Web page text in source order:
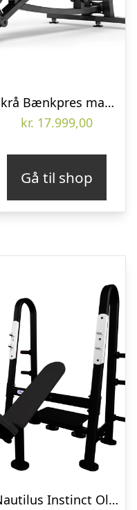
Skrå Bænkpres maskine til fitnesscenter (Skaffevare)
kr. 17.999,00
Gå til shop
Nautilus Instinct Olympisk Skrå Bænkpres med spotterplatform og vægtskiveopbevaring til styrkecenter